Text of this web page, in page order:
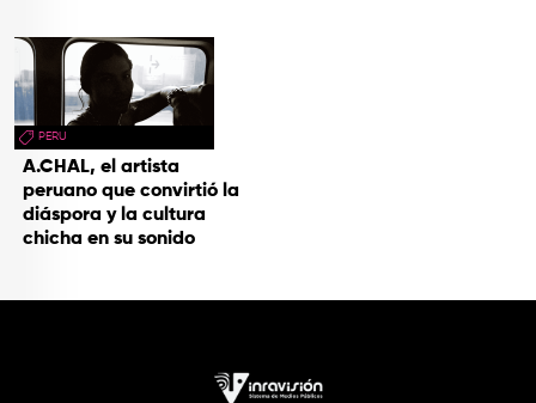
PERU
A.CHAL, el artista
peruano que convirtió la
diáspora y la cultura
chicha en su sonido